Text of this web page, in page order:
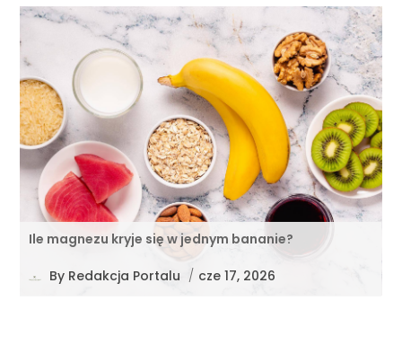
Ile magnezu kryje się w jednym bananie?
By Redakcja Portalu / cze 17, 2026